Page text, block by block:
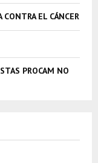
EL CÁNCER
PROCAM NO